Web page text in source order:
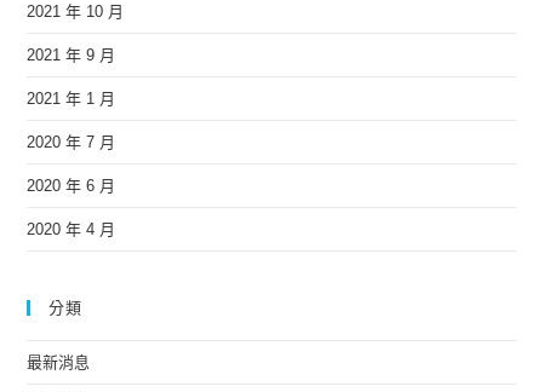
2021 年 10 月
2021 年 9 月
2021 年 1 月
2020 年 7 月
2020 年 6 月
2020 年 4 月
分類
最新消息